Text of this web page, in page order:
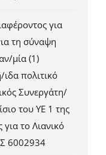
για
τη σύναψη
μία (1)
πολιτικό
Συνεργάτη/
του ΥΕ 1 της
το Λιανικό
6002934